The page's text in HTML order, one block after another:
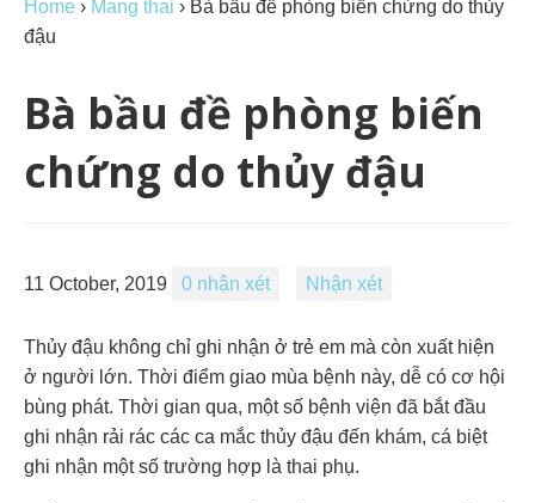
Home › Mang thai › Bà bầu đề phòng biến chứng do thủy
đậu
Bà bầu đề phòng biến
chứng do thủy đậu
11 October, 2019 0 nhận xét Nhận xét
Thủy đậu không chỉ ghi nhận ở trẻ em mà còn xuất hiện
ở người lớn. Thời điểm giao mùa bệnh này, dễ có cơ hội
bùng phát. Thời gian qua, một số bệnh viện đã bắt đầu
ghi nhận rải rác các ca mắc thủy đậu đến khám, cá biệt
ghi nhận một số trường hợp là thai phụ.